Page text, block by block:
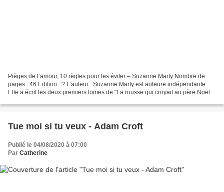
Pièges de l’amour, 10 règles pour les éviter – Suzanne Marty Nombre de
pages : 46 Edition : ? L’auteur : Suzanne Marty est auteure indépendante.
Elle a écrit les deux premiers tomes de "La rousse qui croyait au père Noël",
Tue moi si tu veux - Adam Croft
Publié le 04/08/2020 à 07:00
Par Catherine